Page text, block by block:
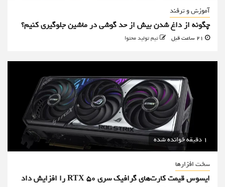
آموزش و ترفند
چگونه از داغ شدن بیش از حد گوشی در ماشین جلوگیری کنیم؟
تیم تولید محتوا
1 دقیقه خوانده شده
سخت افزارها
ایسوس قیمت کارت‌های گرافیک سری RTX 50 را افزایش داد